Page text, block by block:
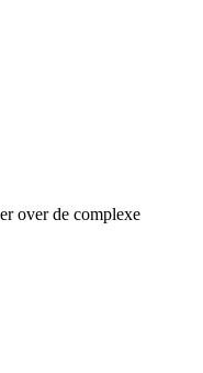
over de complexe